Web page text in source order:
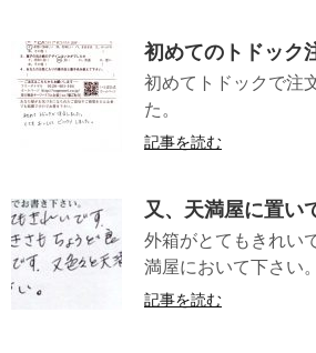
初めてのトドック
初めてトドックで注
た。 （
記事を読む
又、天満屋に置い
外箱がとてもきれい
満屋にお
記事を読む